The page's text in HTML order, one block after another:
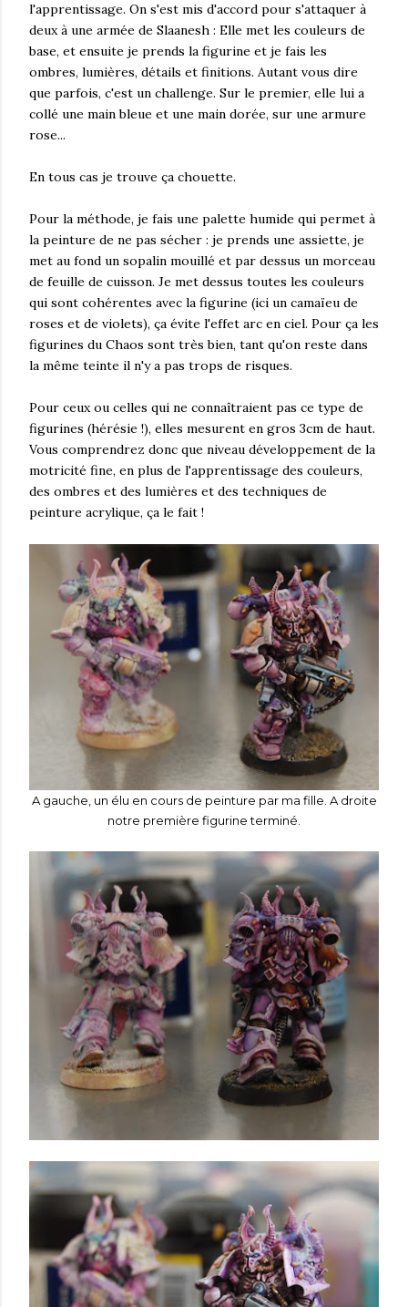
l'apprentissage. On s'est mis d'accord pour s'attaquer à
deux à une armée de Slaanesh : Elle met les couleurs de
base, et ensuite je prends la figurine et je fais les
ombres, lumières, détails et finitions. Autant vous dire
que parfois, c'est un challenge. Sur le premier, elle lui a
collé une main bleue et une main dorée, sur une armure
rose...
En tous cas je trouve ça chouette.
Pour la méthode, je fais une palette humide qui permet à
la peinture de ne pas sécher : je prends une assiette, je
met au fond un sopalin mouillé et par dessus un morceau
de feuille de cuisson. Je met dessus toutes les couleurs
qui sont cohérentes avec la figurine (ici un camaïeu de
roses et de violets), ça évite l'effet arc en ciel. Pour ça les
figurines du Chaos sont très bien, tant qu'on reste dans
la même teinte il n'y a pas trops de risques.
Pour ceux ou celles qui ne connaîtraient pas ce type de
figurines (hérésie !), elles mesurent en gros 3cm de haut.
Vous comprendrez donc que niveau développement de la
motricité fine, en plus de l'apprentissage des couleurs,
des ombres et des lumières et des techniques de
peinture acrylique, ça le fait !
A gauche, un élu en cours de peinture par ma fille. A droite
notre première figurine terminé.